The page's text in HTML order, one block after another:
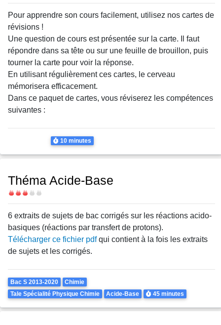
Body
Pour apprendre son cours facilement, utilisez nos cartes de
révisions !
Une question de cours est présentée sur la carte. Il faut
répondre dans sa tête ou sur une feuille de brouillon, puis
tourner la carte pour voir la réponse.
En utilisant régulièrement ces cartes, le cerveau
mémorisera efficacement.
Dans ce paquet de cartes, vous réviserez les compétences
suivantes :
Durée
10 minutes
Théma Acide-Base
Difficulté
6 extraits de sujets de bac corrigés sur les réactions acido-
basiques (réactions par transfert de protons).
Télécharger ce fichier pdfqui contient à la fois les extraits
de sujets et les corrigés.
Theme
Bac S 2013-2020
Chimie
Tale Spécialité Physique Chimie
Acide-Base Durée
45 minutes